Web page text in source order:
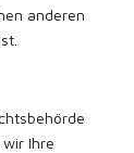
anderen
Ihre